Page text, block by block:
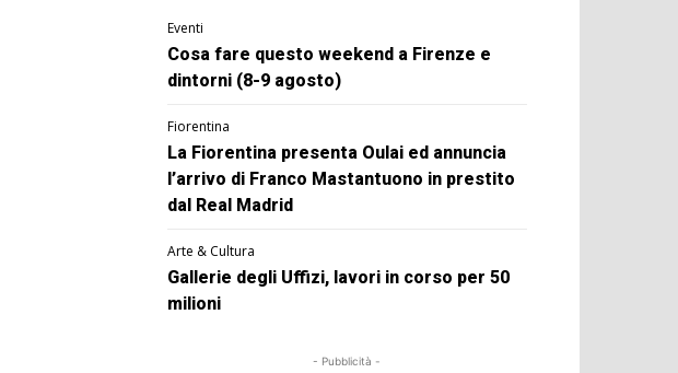
Eventi
Cosa fare questo weekend a Firenze e
dintorni (8-9 agosto)
Fiorentina
La Fiorentina presenta Oulai ed annuncia
l’arrivo di Franco Mastantuono in prestito
dal Real Madrid
Arte & Cultura
Gallerie degli Uffizi, lavori in corso per 50
milioni
- Pubblicità -